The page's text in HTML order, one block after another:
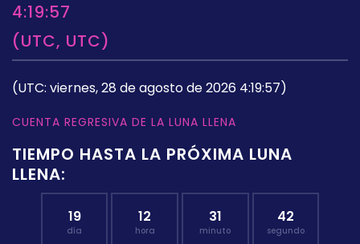
4:19:57
(UTC, UTC)
(UTC: viernes, 28 de agosto de 2026 4:19:57)
CUENTA REGRESIVA DE LA LUNA LLENA
TIEMPO HASTA LA PRÓXIMA LUNA
LLENA:
19
día
12
hora
31
minuto
41
segundo